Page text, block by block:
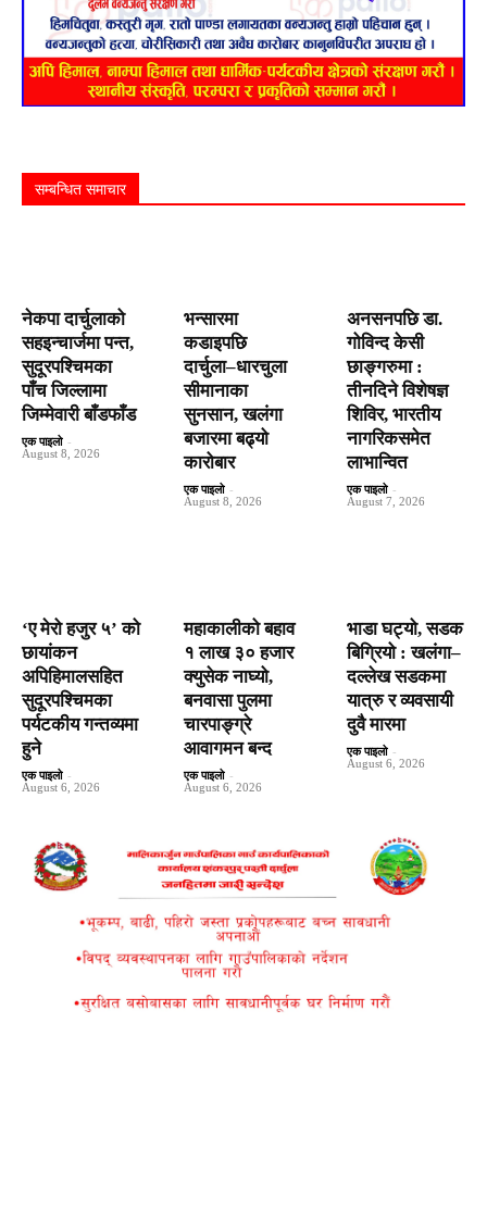
सम्बन्धित समाचार
नेकपा दार्चुलाको
सहइन्चार्जमा पन्त,
सुदूरपश्चिमका
पाँच जिल्लामा
जिम्मेवारी बाँडफाँड
एक पाइलो -
August 8, 2026
भन्सारमा
कडाइपछि
दार्चुला–धारचुला
सीमानाका
सुनसान, खलंगा
बजारमा बढ्यो
कारोबार
एक पाइलो -
August 8, 2026
अनसनपछि डा.
गोविन्द केसी
छाङ्गरुमा :
तीनदिने विशेषज्ञ
शिविर, भारतीय
नागरिकसमेत
लाभान्वित
एक पाइलो -
August 7, 2026
‘ए मेरो हजुर ५’ को
छायांकन
अपिहिमालसहित
सुदूरपश्चिमका
पर्यटकीय गन्तव्यमा
हुने
एक पाइलो -
August 6, 2026
महाकालीको बहाव
१ लाख ३० हजार
क्युसेक नाघ्यो,
बनवासा पुलमा
चारपाङ्ग्रे
आवागमन बन्द
एक पाइलो -
August 6, 2026
भाडा घट्यो, सडक
बिग्रियो : खलंगा–
दल्लेख सडकमा
यात्रु र व्यवसायी
दुवै मारमा
एक पाइलो -
August 6, 2026